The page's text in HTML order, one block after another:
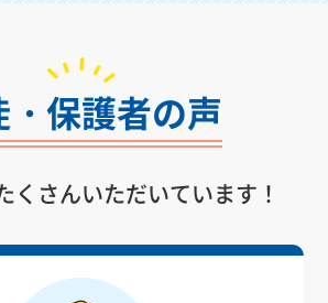
・保護者の声
くさんいただいています！